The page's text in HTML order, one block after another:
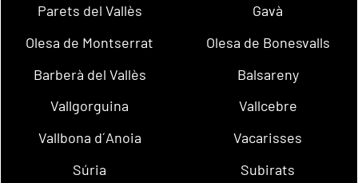
Parets del Vallès
Gavà
Olesa de Montserrat
Olesa de Bonesvalls
Barberà del Vallès
Balsareny
Vallgorguina
Vallcebre
Vallbona d´Anoia
Vacarisses
Súria
Subirats